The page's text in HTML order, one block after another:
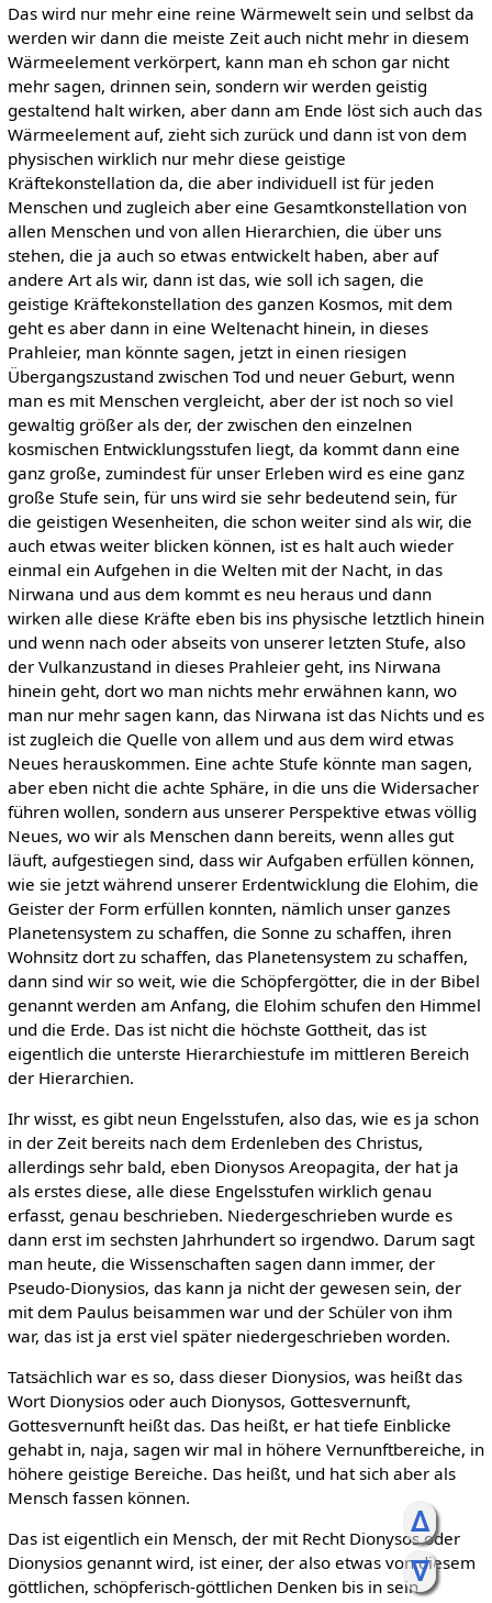
ᐃ
ᐁ
Das wird nur mehr eine reine Wärmewelt sein und selbst da
werden wir dann die meiste Zeit auch nicht mehr in diesem
Wärmeelement verkörpert, kann man eh schon gar nicht
mehr sagen, drinnen sein, sondern wir werden geistig
gestaltend halt wirken, aber dann am Ende löst sich auch das
Wärmeelement auf, zieht sich zurück und dann ist von dem
physischen wirklich nur mehr diese geistige
Kräftekonstellation da, die aber individuell ist für jeden
Menschen und zugleich aber eine Gesamtkonstellation von
allen Menschen und von allen Hierarchien, die über uns
stehen, die ja auch so etwas entwickelt haben, aber auf
andere Art als wir, dann ist das, wie soll ich sagen, die
geistige Kräftekonstellation des ganzen Kosmos, mit dem
geht es aber dann in eine Weltenacht hinein, in dieses
Prahleier, man könnte sagen, jetzt in einen riesigen
Übergangszustand zwischen Tod und neuer Geburt, wenn
man es mit Menschen vergleicht, aber der ist noch so viel
gewaltig größer als der, der zwischen den einzelnen
kosmischen Entwicklungsstufen liegt, da kommt dann eine
ganz große, zumindest für unser Erleben wird es eine ganz
große Stufe sein, für uns wird sie sehr bedeutend sein, für
die geistigen Wesenheiten, die schon weiter sind als wir, die
auch etwas weiter blicken können, ist es halt auch wieder
einmal ein Aufgehen in die Welten mit der Nacht, in das
Nirwana und aus dem kommt es neu heraus und dann
wirken alle diese Kräfte eben bis ins physische letztlich hinein
und wenn nach oder abseits von unserer letzten Stufe, also
der Vulkanzustand in dieses Prahleier geht, ins Nirwana
hinein geht, dort wo man nichts mehr erwähnen kann, wo
man nur mehr sagen kann, das Nirwana ist das Nichts und es
ist zugleich die Quelle von allem und aus dem wird etwas
Neues herauskommen. Eine achte Stufe könnte man sagen,
aber eben nicht die achte Sphäre, in die uns die Widersacher
führen wollen, sondern aus unserer Perspektive etwas völlig
Neues, wo wir als Menschen dann bereits, wenn alles gut
läuft, aufgestiegen sind, dass wir Aufgaben erfüllen können,
wie sie jetzt während unserer Erdentwicklung die Elohim, die
Geister der Form erfüllen konnten, nämlich unser ganzes
Planetensystem zu schaffen, die Sonne zu schaffen, ihren
Wohnsitz dort zu schaffen, das Planetensystem zu schaffen,
dann sind wir so weit, wie die Schöpfergötter, die in der Bibel
genannt werden am Anfang, die Elohim schufen den Himmel
und die Erde. Das ist nicht die höchste Gottheit, das ist
eigentlich die unterste Hierarchiestufe im mittleren Bereich
der Hierarchien.
Ihr wisst, es gibt neun Engelsstufen, also das, wie es ja schon
in der Zeit bereits nach dem Erdenleben des Christus,
allerdings sehr bald, eben Dionysos Areopagita, der hat ja
als erstes diese, alle diese Engelsstufen wirklich genau
erfasst, genau beschrieben. Niedergeschrieben wurde es
dann erst im sechsten Jahrhundert so irgendwo. Darum sagt
man heute, die Wissenschaften sagen dann immer, der
Pseudo-Dionysios, das kann ja nicht der gewesen sein, der
mit dem Paulus beisammen war und der Schüler von ihm
war, das ist ja erst viel später niedergeschrieben worden.
Tatsächlich war es so, dass dieser Dionysios, was heißt das
Wort Dionysios oder auch Dionysos, Gottesvernunft,
Gottesvernunft heißt das. Das heißt, er hat tiefe Einblicke
gehabt in, naja, sagen wir mal in höhere Vernunftbereiche, in
höhere geistige Bereiche. Das heißt, und hat sich aber als
Mensch fassen können.
Das ist eigentlich ein Mensch, der mit Recht Dionysos oder
Dionysios genannt wird, ist einer, der also etwas von diesem
göttlichen, schöpferisch-göttlichen Denken bis in sein